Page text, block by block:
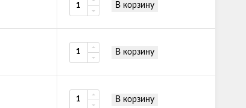
В корзину
В корзину
В корзину